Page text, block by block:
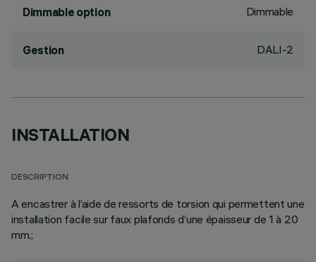
Dimmable option Dimmable
Gestion DALI-2
INSTALLATION
DESCRIPTION
A encastrer à l’aide de ressorts de torsion qui permettent une
installation facile sur faux plafonds d’une épaisseur de 1 à 20
mm.;